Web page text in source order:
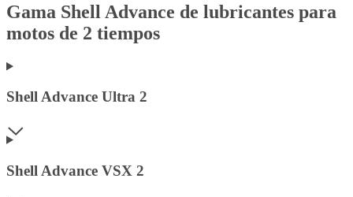
Gama Shell Advance de lubricantes para
motos de 2 tiempos
Shell Advance Ultra 2
Shell Advance VSX 2